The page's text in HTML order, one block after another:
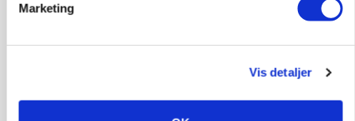
Marketing
Vis detaljer
Kalvepasser til ejendom i udvikling søges